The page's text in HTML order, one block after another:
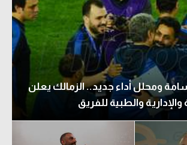
ومحلل أداء جديد.. الزمالك يعلن
والإدارية والطبية للفريق